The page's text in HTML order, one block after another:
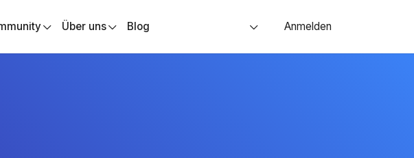
Über uns Blog Anmelden